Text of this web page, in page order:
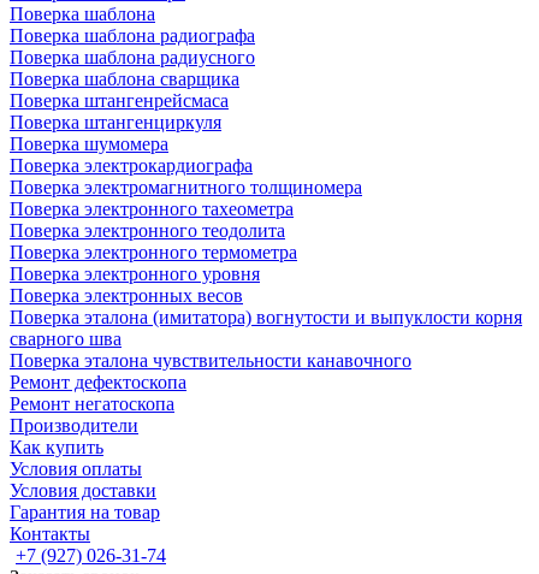
Поверка шаблона
Поверка шаблона радиографа
Поверка шаблона радиусного
Поверка шаблона сварщика
Поверка штангенрейсмаса
Поверка штангенциркуля
Поверка шумомера
Поверка электрокардиографа
Поверка электромагнитного толщиномера
Поверка электронного тахеометра
Поверка электронного теодолита
Поверка электронного термометра
Поверка электронного уровня
Поверка электронных весов
Поверка эталона (имитатора) вогнутости и выпуклости корня
сварного шва
Поверка эталона чувствительности канавочного
Ремонт дефектоскопа
Ремонт негатоскопа
Производители
Как купить
Условия оплаты
Условия доставки
Гарантия на товар
Контакты
+7 (927) 026-31-74